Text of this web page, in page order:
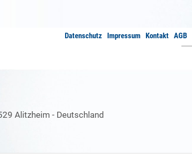
Datenschutz Impressum Kontakt AGB
Alitzheim - Deutschland